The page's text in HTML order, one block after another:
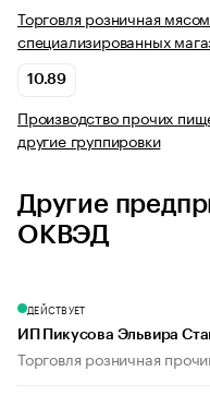
Торговля розничная
специализированных
10.89
Производство прочих
другие группировки
Другие
ОКВЭД
ДЕЙСТВУЕТ
ИП Пикусова Эльвира
Торговля розничная